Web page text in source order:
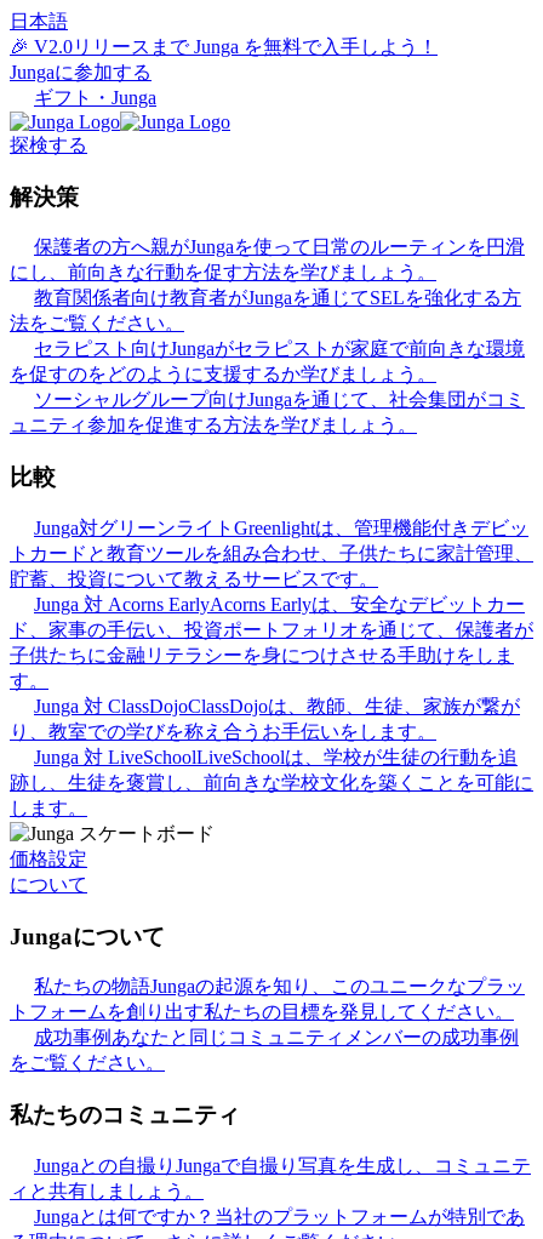
日本語
🎉 V2.0リリースまで Junga を無料で入手しよう！
Jungaに参加する
ギフト・Junga
探検する
解決策
保護者の方へ親がJungaを使って日常のルーティンを円滑
にし、前向きな行動を促す方法を学びましょう。
教育関係者向け教育者がJungaを通じてSELを強化する方
法をご覧ください。
セラピスト向けJungaがセラピストが家庭で前向きな環境
を促すのをどのように支援するか学びましょう。
ソーシャルグループ向けJungaを通じて、社会集団がコミ
ュニティ参加を促進する方法を学びましょう。
比較
Junga対グリーンライト Greenlightは、管理機能付きデビッ
トカードと教育ツールを組み合わせ、子供たちに家計管理、
貯蓄、投資について教えるサービスです。
Junga 対 Acorns EarlyAcorns Earlyは、安全なデビットカー
ド、家事の手伝い、投資ポートフォリオを通じて、保護者が
子供たちに金融リテラシーを身につけさせる手助けをしま
す。
Junga 対 ClassDojoClassDojoは、教師、生徒、家族が繋が
り、教室での学びを称え合うお手伝いをします。
Junga 対 LiveSchoolLiveSchoolは、学校が生徒の行動を追
跡し、生徒を褒賞し、前向きな学校文化を築くことを可能に
します。
価格設定
について
Jungaについて
私たちの物語Jungaの起源を知り、このユニークなプラッ
トフォームを創り出す私たちの目標を発見してください。
成功事例 あなたと同じコミュニティメンバーの成功事例
をご覧ください。
私たちのコミュニティ
Jungaとの自撮り Jungaで自撮り写真を生成し、コミュニテ
ィと共有しましょう。
Jungaとは何ですか？ 当社のプラットフォームが特別であ